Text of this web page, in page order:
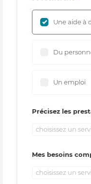
Une aide à
Du
Un emploi
Précisez les
choisissez un
Mes besoins
choisissez un